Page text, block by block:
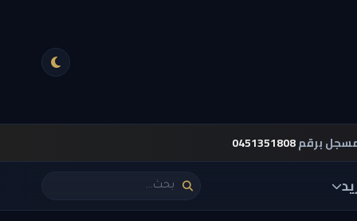
برقم0451351808